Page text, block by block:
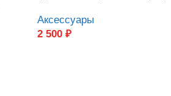
Аксессуары
2 500 ₽